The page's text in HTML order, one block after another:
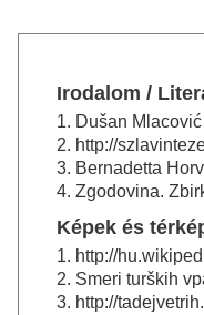
Irodalom /
1. Dušan
2. http://
3. Bernadetta
4. Zgodovina.
Képek és
1. http://
2. Smeri turških
3. http://